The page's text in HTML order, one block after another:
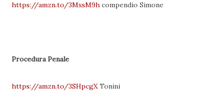
https://amzn.to/3MxsM9h compendio Simone
Procedura Penale
https://amzn.to/3SHpcgXTonini